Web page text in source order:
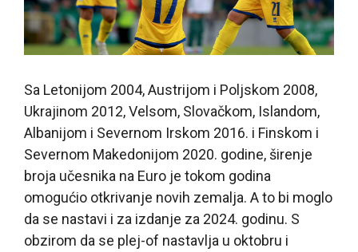
Sa Letonijom 2004, Austrijom i Poljskom 2008,
Ukrajinom 2012, Velsom, Slovačkom, Islandom,
Albanijom i Severnom Irskom 2016. i Finskom i
Severnom Makedonijom 2020. godine, širenje
broja učesnika na Euro je tokom godina
omogućio otkrivanje novih zemalja. A to bi moglo
da se nastavi i za izdanje za 2024. godinu. S
obzirom da se plej-of nastavlja u oktobru i